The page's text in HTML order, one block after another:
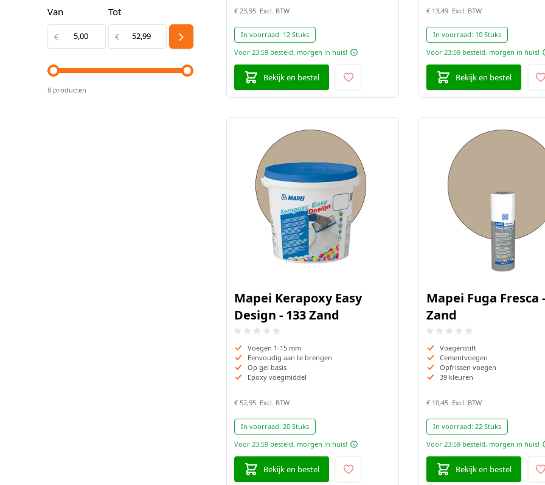
Minimum value
Van
€ 5,00
Maximale Waarde
Tot
€ 52,99
Oké
8 producten
€ 23,95
In voorraad: 12 Stuks
Voor 23:59 besteld, morgen in huis!
Bekijk en bestel
€ 13,49
In voorraad: 10 Stuks
Voor 23:59 besteld, morgen in huis!
Bekijk en bestel
Mapei Kerapoxy Easy
Design - 133 Zand
Voegen 1-15 mm
Eenvoudig aan te brengen
Op gel basis
Epoxy voegmiddel
€ 52,95
In voorraad: 20 Stuks
Voor 23:59 besteld, morgen in huis!
Bekijk en bestel
Mapei Fuga Fresca
Zand
Voegenstift
Cementvoegen
Opfrissen voegen
39 kleuren
€ 10,45
In voorraad: 22 Stuks
Voor 23:59 besteld, morgen in huis!
Bekijk en bestel